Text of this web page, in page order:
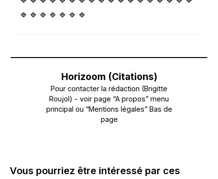
🔹🔹🔹🔹🔹🔹🔹
Horizoom (Citations)
Pour contacter la rédaction (Brigitte
Roujol) - voir page “A propos” menu
principal ou “Mentions légales” Bas de
page
Vous pourriez être intéressé par ces